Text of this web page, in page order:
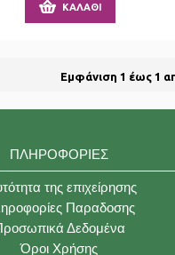
ΚΑΛΆΘΙ
Εμφάνιση 1 έως 1
ΠΛΗΡΟΦΟΡΊΕΣ
της επιχείρησης
Παραδοσης
Δεδομένα
Όροι Χρήσης